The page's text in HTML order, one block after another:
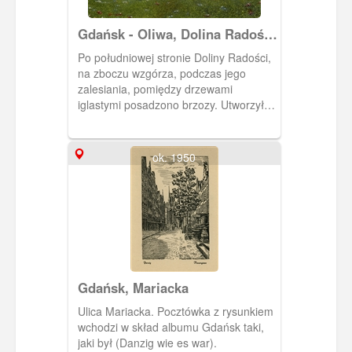
służyć jako rezydencja królewska w
czasie pobytu królów polskich w
Gdańsku; skorzystała z niej tylko Maria
Ludwika Gonzaga, przyszła żona
Władysława IV, która drogą morską
przybyła do Polski. W sali biesiadnej na
drugiej kondygnacji wydano ucztę na jej
cześć.
Gdańsk - Oliwa, Dolina Radości
(Freudental)
Po południowej stronie Doliny Radości,
na zboczu wzgórza, podczas jego
zalesiania, pomiędzy drzewami
iglastymi posadzono brzozy. Utworzyły
oraz datę: 1896". Pocztówka w obiegu
od 19 VII 1909 r.ok. 1950
Gdańsk, Mariacka
Ulica Mariacka. Pocztówka z rysunkiem
wchodzi w skład albumu Gdańsk taki,
jaki był (Danzig wie es war).